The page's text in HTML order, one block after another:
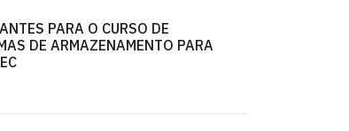
PARA O CURSO DE
DE ARMAZENAMENTO PARA